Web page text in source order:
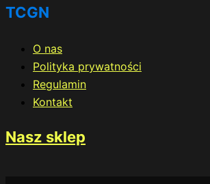
TCGN
O nas
Polityka prywatności
Regulamin
Kontakt
Nasz sklep